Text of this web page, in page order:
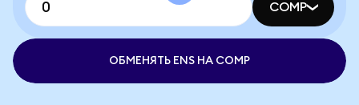
COMP
ОБМЕНЯТЬ ENS НА COMP